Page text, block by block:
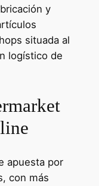
y
situada al
logístico de
apuesta por
con más